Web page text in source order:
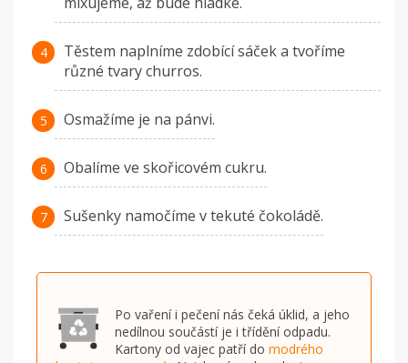
Těstem naplníme zdobící sáček a tvoříme
různé tvary churros.
Osmažíme je na pánvi.
Obalíme ve skořicovém cukru.
Sušenky namočíme v tekuté čokoládě.
Po vaření i pečení nás čeká úklid, a jeho
nedílnou součástí je i třídění odpadu.
Kartony od vajec patří do modrého